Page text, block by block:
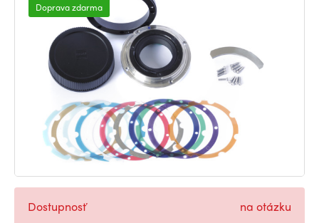
Doprava zdarma
Dostupnosť na otázku